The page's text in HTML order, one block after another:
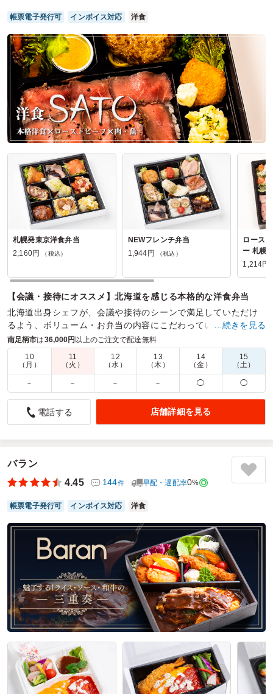
もありがたい内容でした。
ご利用シーン：－
参加者の年齢： 20代～30代男女比：男女混合
東京都大田区西蒲田2026/06/17
田中惣菜店の口コミをもっと見る
帳票電子発行可 インボイス対応 洋食
札幌発東京洋食弁当
2,160円
（税込）
NEWフレンチ弁当
1,944円
（税込）
ロース
ー 札幌
1,214円
【会議・接待にオススメ】北海道を感じる本格的な洋食弁当
北海道出身シェフが、会議や接待のシーンで満足していただけ
るよう、ボリューム・お弁当の内容にこだわっています。「ソ
ースが味の決め手」のお肉あり、お魚ありの本格洋食弁当。
商品数： 締切日時： 2日前12:00 価格帯：
1,214円～2,700円
配達時間：
9:30～19:00
ローストビーフご飯が食べやすく美味しかった
4.5
チョイス。
女性７人、男性1人という構成で、ある程度ボリュームがあ
る方が喜ばれる傾向にあります。
ローストビーフはお箸でも簡単に切れるくらいの薄さで、ご
牛タンシチューも美味しかったのですが、容器に対して少な
く見えたので0.5減にさせてもらっています。
ご利用シーン： 会議・セミナー›会議
参加者の年齢：40代～50代 男女比：女性多め
東京都練馬区練馬2024/12/20
洋食SATOの口コミをもっと見る
…続きを見る
南足柄市は36,000円 以上のご注文で配達無料
10
（月）
11
（火）
12
（水）
13
（木）
14
（金）
15
（土）
－ － － － ◯ ◯
電話する 店舗詳細を見る
バラン
4.45
144件 早配・遅配率0%
帳票電子発行可 インボイス対応 洋食